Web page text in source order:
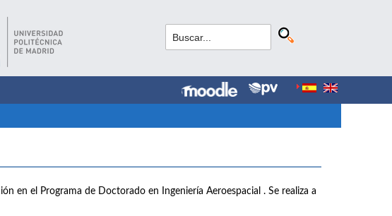
en el Programa de Doctorado en Ingeniería Aeroespacial . Se realiza a